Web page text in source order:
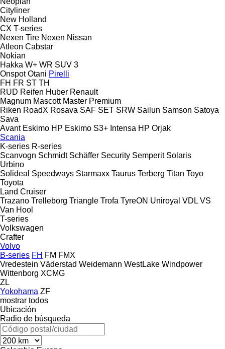
Cityliner
New Holland
CX T-series
Nexen Tire Nexen Nissan
Atleon Cabstar
Nokian
Hakka W+ WR SUV 3
Onspot Otani Pirelli
FH FR ST TH
RUD Reifen Huber Renault
Magnum Mascott Master Premium
Riken RoadX Rosava SAF SET SRW Sailun Samson Satoya
Sava
Avant Eskimo HP Eskimo S3+ Intensa HP Orjak
Scania
K-series R-series
Scanvogn Schmidt Schäffer Security Semperit Solaris
Urbino
Solideal Speedways Starmaxx Taurus Terberg Titan Toyo
Toyota
Land Cruiser
Trazano Trelleborg Triangle Trofa TyreON Uniroyal VDL VS
Van Hool
T-series
Volkswagen
Crafter
Volvo
B-series FH FM FMX
Vredestein Väderstad Weidemann WestLake Windpower
Wittenborg XCMG
ZL
Yokohama ZF
mostrar todos
Ubicación
Radio de búsqueda